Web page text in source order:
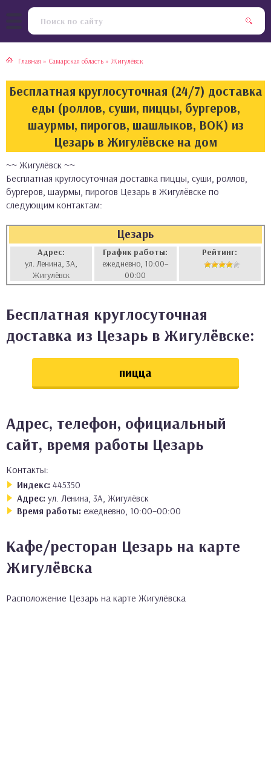
Главная » Самарская область » Жигулёвск
Бесплатная круглосуточная (24/7) доставка
еды (роллов, суши, пиццы, бургеров,
шаурмы, пирогов, шашлыков, ВОК) из
Цезарь в Жигулёвске на дом
~~ Жигулёвск ~~
Бесплатная круглосуточная доставка пиццы, суши, роллов,
бургеров, шаурмы, пирогов Цезарь в Жигулёвске по
следующим контактам:
Цезарь
Адрес:
ул. Ленина, 3А,
Жигулёвск
График работы:
ежедневно, 10:00–
00:00
Рейтинг:
Бесплатная круглосуточная
доставка из Цезарь в Жигулёвске:
пицца
Адрес, телефон, официальный
сайт, время работы Цезарь
Контакты:
Индекс: 445350
Адрес: ул. Ленина, 3А, Жигулёвск
Время работы: ежедневно, 10:00–00:00
Кафе/ресторан Цезарь на карте
Жигулёвска
Расположение Цезарь на карте Жигулёвска
кухня
кухня
кухня
кухня
булочки